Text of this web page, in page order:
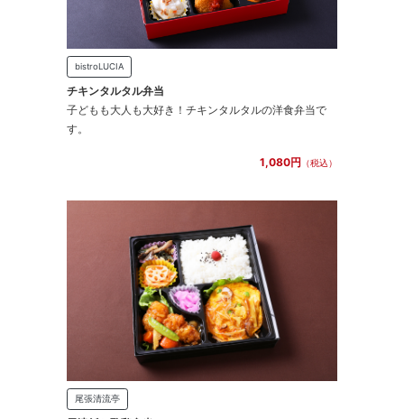
bistroLUCIA
チキンタルタル弁当
子どもも大人も大好き！チキンタルタルの洋食弁当で
す。
1,080円 （税込）
尾張清流亭